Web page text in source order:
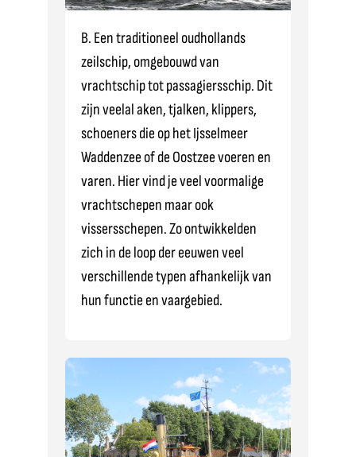
B. Een traditioneel oudhollands
zeilschip, omgebouwd van
vrachtschip tot passagiersschip. Dit
zijn veelal aken, tjalken, klippers,
schoeners die op het Ijsselmeer
Waddenzee of de Oostzee voeren en
varen. Hier vind je veel voormalige
vrachtschepen maar ook
vissersschepen. Zo ontwikkelden
zich in de loop der eeuwen veel
verschillende typen afhankelijk van
hun functie en vaargebied.